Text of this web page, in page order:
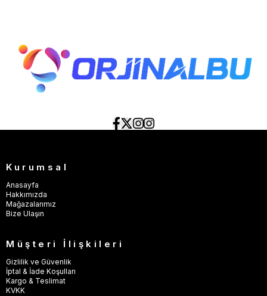
Kurumsal
Anasayfa
Hakkımızda
Mağazalarımız
Bize Ulaşın
Müşteri İlişkileri
Gizlilik ve Güvenlik
İptal & İade Koşulları
Kargo & Teslimat
KVKK